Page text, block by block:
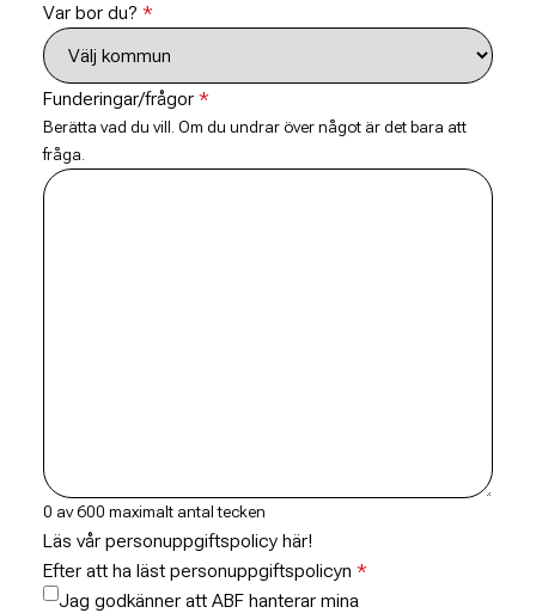
Var bor du?
Funderingar/frågor
Berätta vad du vill. Om du undrar över något är det bara att
fråga.
0 av 600 maximalt antal tecken
Läs vår personuppgiftspolicy här!
Efter att ha läst personuppgiftspolicyn
Jag godkänner att ABF hanterar mina